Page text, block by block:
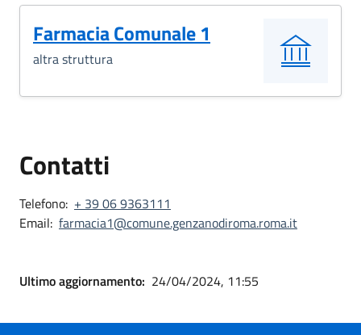
Farmacia Comunale 1
altra struttura
Contatti
Telefono: + 39 06 9363111
Email: farmacia1@comune.genzanodiroma.roma.it
Ultimo aggiornamento: 24/04/2024, 11:55